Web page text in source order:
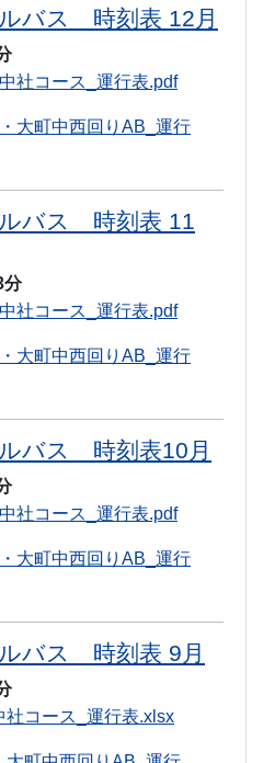
バス 時刻表 12月
社コース_運行表.pdf
大町中西回りAB_運行
バス 時刻表 11
分
社コース_運行表.pdf
大町中西回りAB_運行
バス 時刻表10月
社コース_運行表.pdf
大町中西回りAB_運行
バス 時刻表 9月
コース_運行表.xlsx